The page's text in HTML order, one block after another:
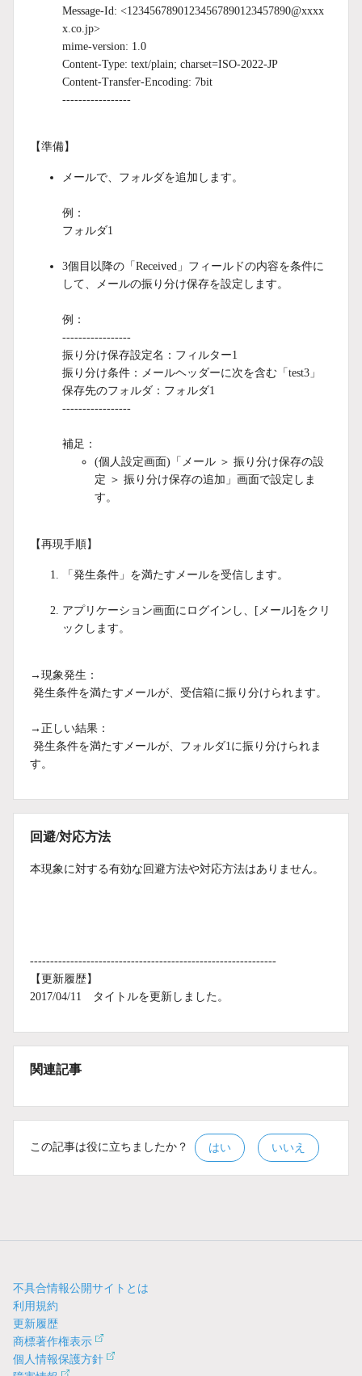
Message-Id: <12345678901234567890123457890@xxxx
x.co.jp>
mime-version: 1.0
Content-Type: text/plain; charset=ISO-2022-JP
Content-Transfer-Encoding: 7bit
-----------------
【準備】
メールで、フォルダを追加します。
例：
フォルダ1
3個目以降の「Received」フィールドの内容を条件に
して、メールの振り分け保存を設定します。
例：
-----------------
振り分け保存設定名：フィルター1
振り分け条件：メールヘッダーに次を含む「test3」
保存先のフォルダ：フォルダ1
-----------------
補足：
(個人設定画面)「メール ＞ 振り分け保存の設
定 ＞ 振り分け保存の追加」画面で設定しま
す。
【再現手順】
「発生条件」を満たすメールを受信します。
アプリケーション画面にログインし、[メール]をクリ
ックします。
→現象発生：
発生条件を満たすメールが、受信箱に振り分けられます。
→正しい結果：
発生条件を満たすメールが、フォルダ1に振り分けられま
す。
回避/対応方法
本現象に対する有効な回避方法や対応方法はありません。
-------------------------------------------------------------
【更新履歴】
2017/04/11 タイトルを更新しました。
関連記事
この記事は役に立ちましたか？ はい いいえ
不具合情報公開サイトとは
利用規約
更新履歴
商標著作権表示
個人情報保護方針